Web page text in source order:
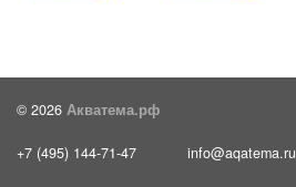
© 2026 Акватема.рф
+7 (495) 144-71-47 info@aqatema.ru